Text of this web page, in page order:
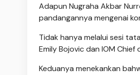
Adapun Nugraha Akbar
pandangannya mengenai
Tidak hanya melalui sesi
Emily Bojovic dan IOM
Keduanya menekankan